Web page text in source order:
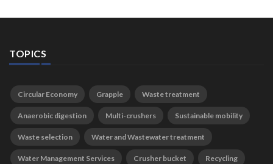
TOPICS
Circular Economy Grapple Waste treatment
Anaerobic digestion Multi-crushers Sustainable mobility
Waste selection Water and Wastewater treatment
Water Management Services Crusher bucket Recycling